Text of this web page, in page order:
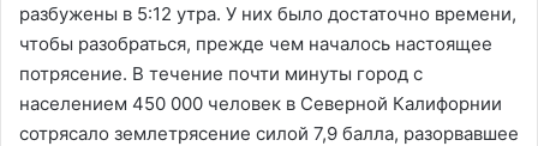
разбужены в 5:12 утра. У них было достаточно времени,
чтобы разобраться, прежде чем началось настоящее
потрясение. В течение почти минуты город с
населением 450 000 человек в Северной Калифорнии
сотрясало землетрясение силой 7,9 балла, разорвавшее